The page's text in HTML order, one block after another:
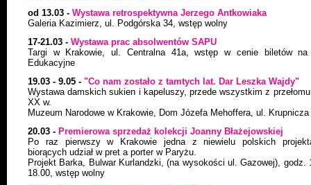
od 13.03 - Wystawa retrospektywna Jerzego Antkowiaka
Galeria Kazimierz, ul. Podgórska 34, wstęp wolny
17-21.03 - Wystawa prac absolwentów SAPU
Targi w Krakowie, ul. Centralna 41a, wstęp w cenie biletów na
Edukacyjne
19.03 - 9.05 - "Co nam zostało z tamtych lat. Dar Leszka Wajdy"
Wystawa damskich sukien i kapeluszy, przede wszystkim z
XX w.
Muzeum Narodowe w Krakowie, Dom Józefa Mehoffera, ul. Krupnicza
20.03 - Premierowa sprzedaż kolekcji Joanny Błażejowskiej
Po raz pierwszy w Krakowie jedna z niewielu polskich
biorących udział w pret a porter w Paryżu.
Projekt Barka, Bulwar Kurlandzki, (na wysokości ul. Gazowej), godz.
18.00, wstęp wolny